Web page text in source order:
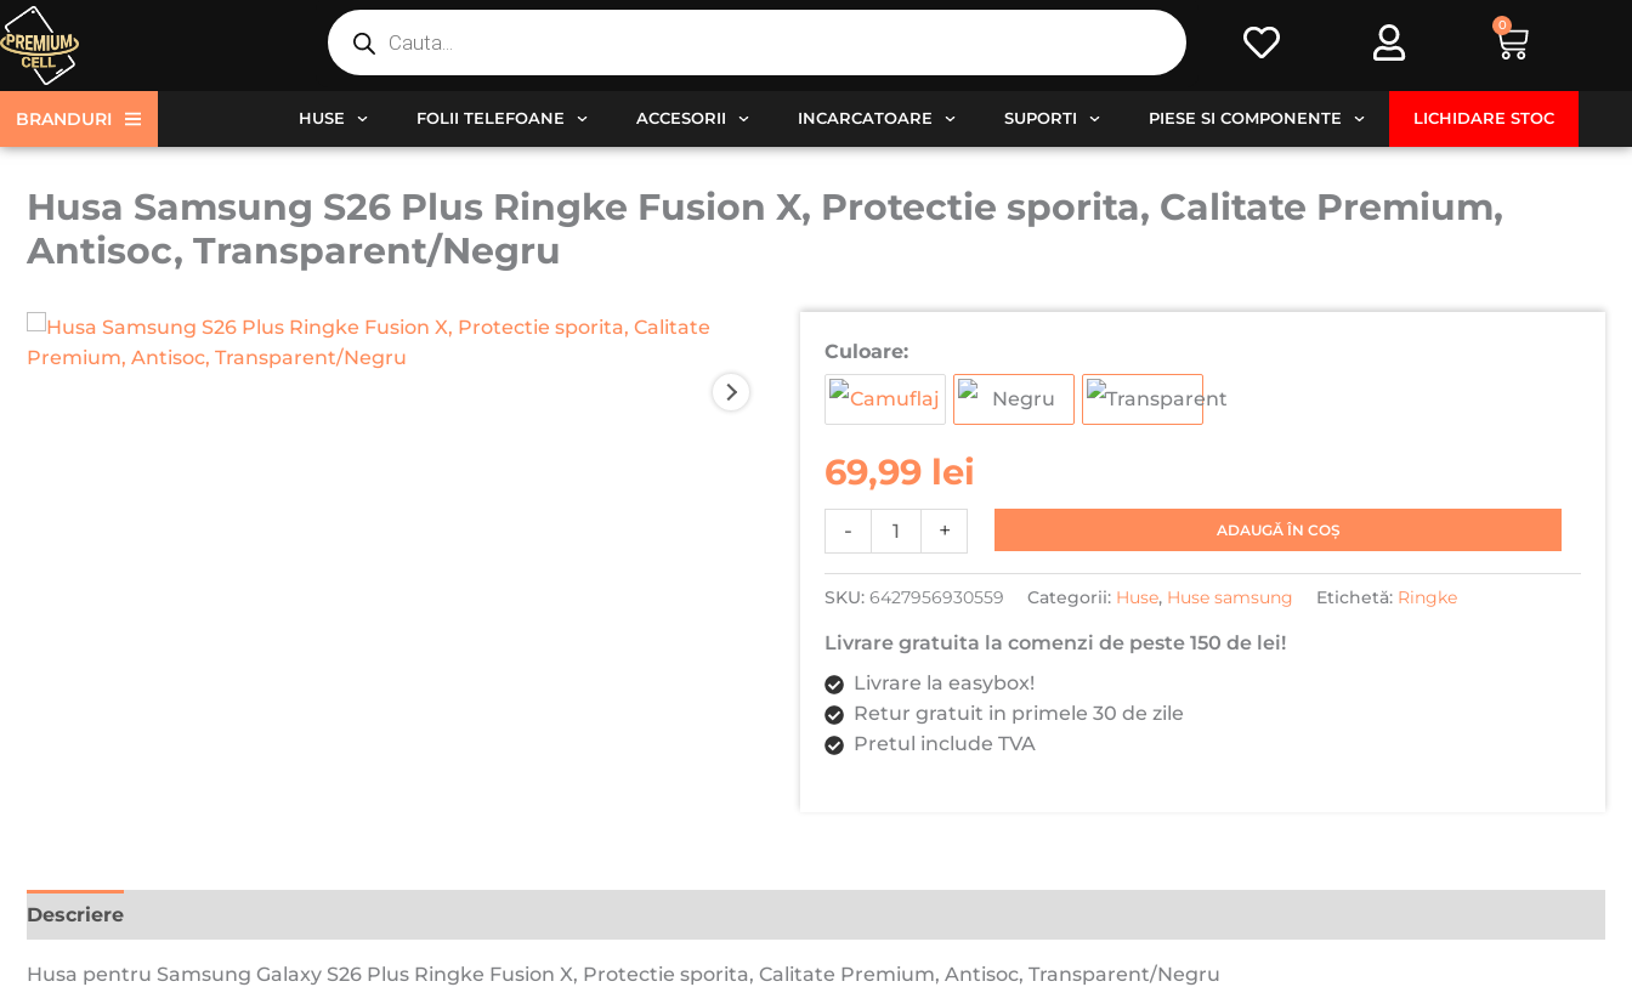
Skip
to
content
Products
search
0
Cart
BRANDURI HUSE FOLII TELEFOANE ACCESORII INCARCATOARE SUPORTI PIESE SI COMPONENTE LICHIDARE STOC
Husa Samsung S26 Plus Ringke Fusion X, Protectie sporita, Calitate Premium,
Antisoc, Transparent/Negru
Culoare:
69,99 lei
-
Husa
Samsung
Ringke
Fusion
Protectie
sporita,
Calitate
Premium,
Antisoc,
Transparent/Negru
+ ADAUGĂ ÎN COȘ
SKU: 6427956930559 Categorii: Huse, Huse samsung Etichetă: Ringke
Livrare gratuita la comenzi de peste 150 de lei!
Livrare la easybox!
Retur gratuit in primele 30 de zile
Pretul include TVA
Descriere
Husa pentru Samsung Galaxy S26 Plus Ringke Fusion X, Protectie sporita, Calitate Premium, Antisoc, Transparent/Negru